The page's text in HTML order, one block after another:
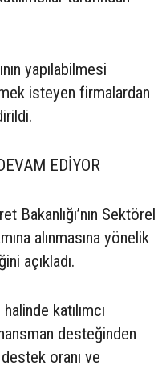
yapılabilmesi
isteyen firmalardan
EDİYOR
Bakanlığı’nın Sektörel
alınmasına yönelik
açıkladı.
katılımcı
desteğinden
oranı ve